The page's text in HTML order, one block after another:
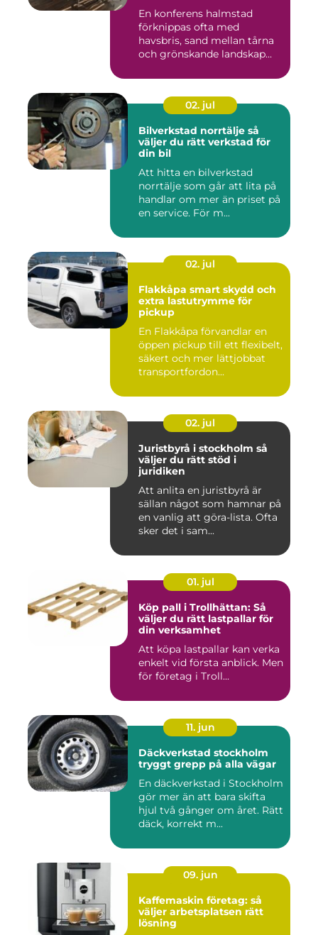
En konferens halmstad
förknippas ofta med
havsbris, sand mellan tårna
och grönskande landskap
02. jul
Bilverkstad norrtälje så
väljer du rätt verkstad för
din bil
Att hitta en bilverkstad
norrtälje som går att lita på
handlar om mer än priset på
en service. För m...
02. jul
Flakkåpa smart skydd och
extra lastutrymme för
pickup
En Flakkåpa förvandlar en
öppen pickup till ett flexibelt,
säkert och mer lättjobbat
transportfordon...
02. jul
Juristbyrå i stockholm så
väljer du rätt stöd i
juridiken
Att anlita en juristbyrå är
sällan något som hamnar på
en vanlig att göra-lista. Ofta
sker det i sam...
01. jul
Köp pall i Trollhättan: Så
väljer du rätt lastpallar för
din verksamhet
Att köpa lastpallar kan verka
enkelt vid första anblick. Men
för företag i Troll...
11. jun
Däckverkstad stockholm
tryggt grepp på alla vägar
En däckverkstad i Stockholm
gör mer än att bara skifta
hjul två gånger om året. Rätt
däck, korrekt m...
09. jun
Kaffemaskin företag: så
väljer arbetsplatsen rätt
lösning